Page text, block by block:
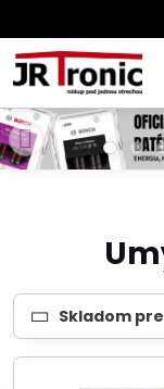
Skladom